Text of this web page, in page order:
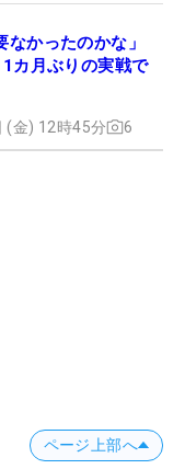
なかったのかな」
カ月ぶりの実戦で
(金) 12時45分 6
ページ上部へ